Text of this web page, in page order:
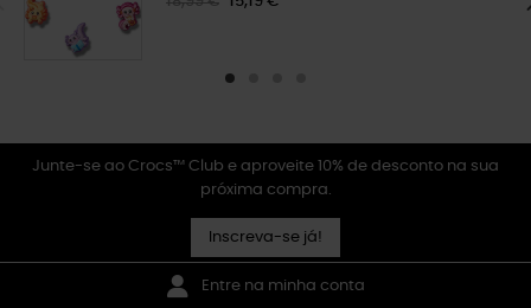
Junte-se ao Crocs™ Club e aproveite 10% de desconto na sua
próxima compra.
Inscreva-se já!
Entre na minha conta